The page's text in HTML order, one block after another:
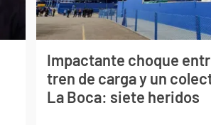
Impactante choque
tren de carga y un
La Boca: siete heridos